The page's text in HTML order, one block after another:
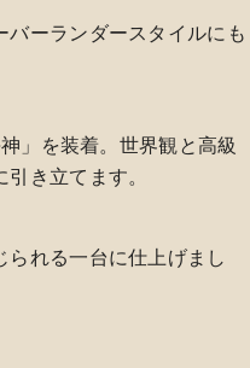
ーランダースタイルにも
」を装着。世界観と高級
き立てます。
れる一台に仕上げまし